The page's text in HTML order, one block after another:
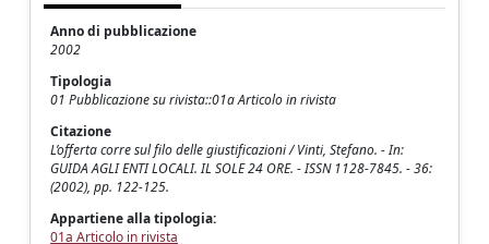
Anno di pubblicazione
2002
Tipologia
01 Pubblicazione su rivista::01a Articolo in rivista
Citazione
L’offerta corre sul filo delle giustificazioni / Vinti, Stefano. - In:
GUIDA AGLI ENTI LOCALI. IL SOLE 24 ORE. - ISSN 1128-7845. - 36:
(2002), pp. 122-125.
Appartiene alla tipologia:
01a Articolo in rivista